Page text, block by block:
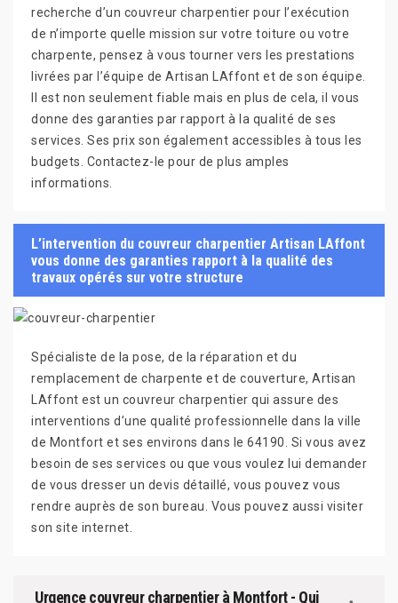
recherche d’un couvreur charpentier pour l’exécution
de n’importe quelle mission sur votre toiture ou votre
charpente, pensez à vous tourner vers les prestations
livrées par l’équipe de Artisan LAffont et de son équipe.
Il est non seulement fiable mais en plus de cela, il vous
donne des garanties par rapport à la qualité de ses
services. Ses prix son également accessibles à tous les
budgets. Contactez-le pour de plus amples
informations.
L’intervention du couvreur charpentier Artisan LAffont
vous donne des garanties rapport à la qualité des
travaux opérés sur votre structure
Spécialiste de la pose, de la réparation et du
remplacement de charpente et de couverture, Artisan
LAffont est un couvreur charpentier qui assure des
interventions d’une qualité professionnelle dans la ville
de Montfort et ses environs dans le 64190. Si vous avez
besoin de ses services ou que vous voulez lui demander
de vous dresser un devis détaillé, vous pouvez vous
rendre auprès de son bureau. Vous pouvez aussi visiter
son site internet.
Urgence couvreur charpentier à Montfort - Qui